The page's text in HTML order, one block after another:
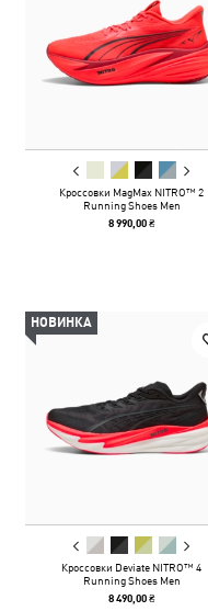
Кроссовки MagMax NITRO™ 2
Running Shoes Men
8 990,00 ₴
НОВИНКА
Кроссовки Deviate NITRO™ 4
Running Shoes Men
8 490,00 ₴